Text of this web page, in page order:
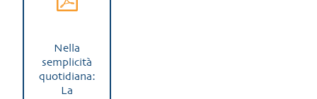
Nella
semplicità
quotidiana:
La